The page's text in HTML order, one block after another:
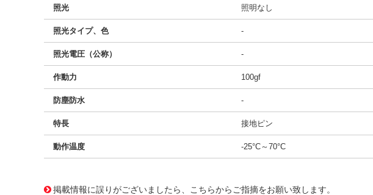
照光 照明なし
照光タイプ、色 -
照光電圧（公称） -
作動力 100gf
防塵防水 -
特長 接地ピン
動作温度 -25°C～70°C
掲載情報に誤りがございましたら、こちらからご指摘をお願い致します。